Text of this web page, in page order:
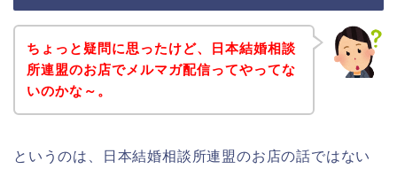
ちょっと疑問に思ったけど、日本結婚相談
所連盟のお店でメルマガ配信ってやってな
いのかな～。
というのは、日本結婚相談所連盟のお店の話ではない